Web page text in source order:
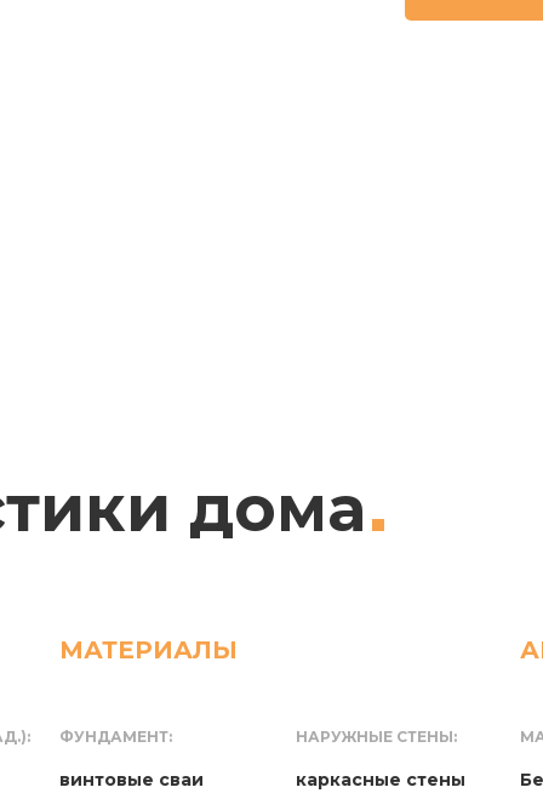
дома
МАТЕРИАЛЫ
ФУНДАМЕНТ:
винтовые сваи
НАРУЖНЫЕ СТЕНЫ:
каркасные стены